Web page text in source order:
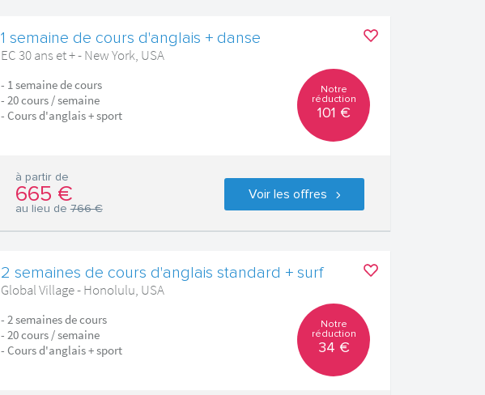
1 semaine de cours d'anglais + danse
EC 30 ans et + - New York, USA
- 1 semaine de cours
- 20 cours / semaine
- Cours d'anglais + sport
Notre
réduction
101 €
Voir les offres
à partir de
665 €
au lieu de766 €
2 semaines de cours d'anglais standard + surf
Global Village - Honolulu, USA
- 2 semaines de cours
- 20 cours / semaine
- Cours d'anglais + sport
Notre
réduction
34 €